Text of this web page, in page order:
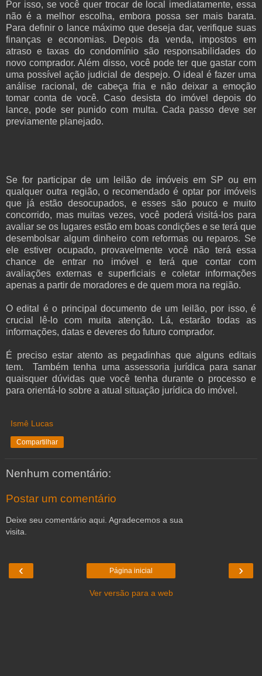
Por isso, se você quer trocar de local imediatamente, essa
não é a melhor escolha, embora possa ser mais barata.
Para definir o lance máximo que deseja dar, verifique suas
finanças e economias. Depois da venda, impostos em
atraso e taxas do condomínio são responsabilidades do
novo comprador. Além disso, você pode ter que gastar com
uma possível ação judicial de despejo. O ideal é fazer uma
análise racional, de cabeça fria e não deixar a emoção
tomar conta de você. Caso desista do imóvel depois do
lance, pode ser punido com multa. Cada passo deve ser
previamente planejado.
Se for participar de um leilão de imóveis em SP ou em
qualquer outra região, o recomendado é optar por imóveis
que já estão desocupados, e esses são pouco e muito
concorrido, mas muitas vezes, você poderá visitá-los para
avaliar se os lugares estão em boas condições e se terá que
desembolsar algum dinheiro com reformas ou reparos. Se
ele estiver ocupado, provavelmente você não terá essa
chance de entrar no imóvel e terá que contar com
avaliações externas e superficiais e coletar informações
apenas a partir de moradores e de quem mora na região.
O edital é o principal documento de um leilão, por isso, é
crucial lê-lo com muita atenção. Lá, estarão todas as
informações, datas e deveres do futuro comprador.
É preciso estar atento as pegadinhas que alguns editais
tem. Também tenha uma assessoria jurídica para sanar
quaisquer dúvidas que você tenha durante o processo e
para orientá-lo sobre a atual situação jurídica do imóvel.
Ismê Lucas
Compartilhar
Nenhum comentário:
Postar um comentário
Deixe seu comentário aqui. Agradecemos a sua
visita.
‹ ›
Página inicial
Ver versão para a web